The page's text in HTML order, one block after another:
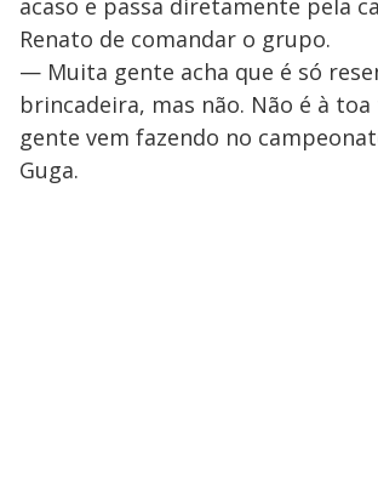
Renato de comandar o grupo.
— Muita gente acha que é só
brincadeira, mas não. Não é à
gente vem fazendo no
Guga.